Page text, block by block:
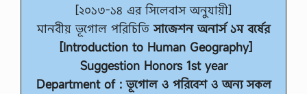
[২০১৩-১৪ এর সিলেবাস অনুযায়ী]
মানবীয় ভূগোল পরিচিতিসাজেশন অনার্স ১ম বর্ষের
[Introduction to Human Geography]
Suggestion Honors 1st year
Department of : ভূগোল ও পরিবেশ ও অন্য সকল